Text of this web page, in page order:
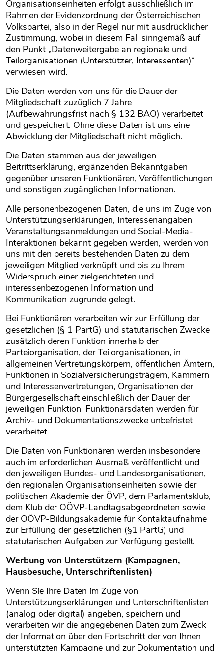
Organisationseinheiten erfolgt ausschließlich im
Rahmen der Evidenzordnung der Österreichischen
Volkspartei, also in der Regel nur mit ausdrücklicher
Zustimmung, wobei in diesem Fall sinngemäß auf
den Punkt „Datenweitergabe an regionale und
Teilorganisationen (Unterstützer, Interessenten)“
verwiesen wird.
Die Daten werden von uns für die Dauer der
Mitgliedschaft zuzüglich 7 Jahre
(Aufbewahrungsfrist nach § 132 BAO) verarbeitet
und gespeichert. Ohne diese Daten ist uns eine
Abwicklung der Mitgliedschaft nicht möglich.
Die Daten stammen aus der jeweiligen
Beitrittserklärung, ergänzenden Bekanntgaben
gegenüber unseren Funktionären, Veröffentlichungen
und sonstigen zugänglichen Informationen.
Alle personenbezogenen Daten, die uns im Zuge von
Unterstützungserklärungen, Interessenangaben,
Veranstaltungsanmeldungen und Social-Media-
Interaktionen bekannt gegeben werden, werden von
uns mit den bereits bestehenden Daten zu dem
jeweiligen Mitglied verknüpft und bis zu Ihrem
Widerspruch einer zielgerichteten und
interessenbezogenen Information und
Kommunikation zugrunde gelegt.
Bei Funktionären verarbeiten wir zur Erfüllung der
gesetzlichen (§ 1 PartG) und statutarischen Zwecke
zusätzlich deren Funktion innerhalb der
Parteiorganisation, der Teilorganisationen, in
allgemeinen Vertretungskörpern, öffentlichen Ämtern,
Funktionen in Sozialversicherungsträgern, Kammern
und Interessenvertretungen, Organisationen der
Bürgergesellschaft einschließlich der Dauer der
jeweiligen Funktion. Funktionärsdaten werden für
Archiv- und Dokumentationszwecke unbefristet
verarbeitet.
Die Daten von Funktionären werden insbesondere
auch im erforderlichen Ausmaß veröffentlicht und
den jeweiligen Bundes- und Landesorganisationen,
den regionalen Organisationseinheiten sowie der
politischen Akademie der ÖVP, dem Parlamentsklub,
dem Klub der OÖVP-Landtagsabgeordneten sowie
der OÖVP-Bildungsakademie für Kontaktaufnahme
zur Erfüllung der gesetzlichen (§1 PartG) und
statutarischen Aufgaben zur Verfügung gestellt.
Werbung von Unterstützern (Kampagnen,
Hausbesuche, Unterschriftenlisten)
Wenn Sie Ihre Daten im Zuge von
Unterstützungserklärungen und Unterschriftenlisten
(analog oder digital) angeben, speichern und
verarbeiten wir die angegebenen Daten zum Zweck
der Information über den Fortschritt der von Ihnen
unterstützten Kampagne und zur Dokumentation und